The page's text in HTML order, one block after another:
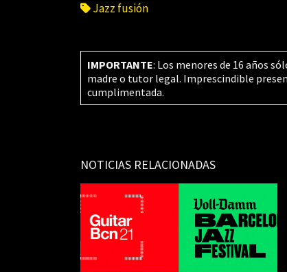
Jazz fusión
IMPORTANTE: Los menores de 16 años
madre o tutor legal. Imprescindible
cumplimentada.
NOTICIAS RELACIONADAS